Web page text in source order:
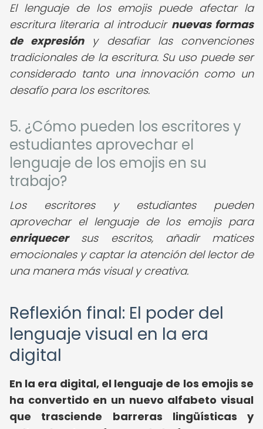
El lenguaje de los emojis puede afectar la
escritura literaria al introducir nuevas formas
de expresióny desafiar las convenciones
tradicionales de la escritura. Su uso puede ser
considerado tanto una innovación como un
desafío para los escritores.
5. ¿Cómo pueden los escritores y
estudiantes aprovechar el
lenguaje de los emojis en su
trabajo?
Los escritores y estudiantes pueden
aprovechar el lenguaje de los emojis para
enriquecersus escritos, añadir matices
emocionales y captar la atención del lector de
una manera más visual y creativa.
Reflexión final: El poder del
lenguaje visual en la era
digital
En la era digital, el lenguaje de los emojis se
ha convertido en un nuevo alfabeto visual
que trasciende barreras lingüísticas y